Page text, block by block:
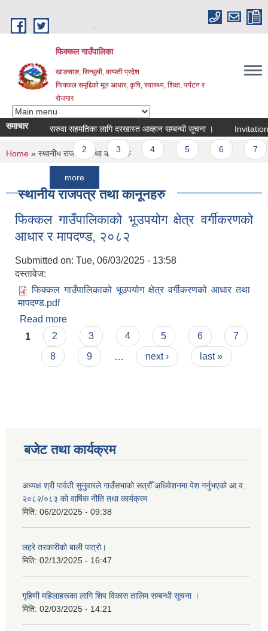
फिक्कल गाउँपालिका
खाङसाङ, सिन्धुली, वाग्मती प्रदेश
फिक्कल समृद्दिको मूल आधार, कृषि, स्वास्थ्य, शिक्षा, पर्यटन र
रोजगार
समाचारसरुवा सहमतिका लागि दरखास्त आव्हान सम्बन्धी सूचना । Invitation For
Pages
2 3 4
You are here
Home » स्थानीय राजपत्र तथा कानूनहरु
स्थानीय राजपत्र तथा कानूनहरु
फिक्कल गाउँपालिकाको भूउपयोग क्षेत्र वर्गीकरणको
आधार र मापदण्ड, २०८२
Submitted on: Tue, 06/03/2025 - 13:58
दस्तावेज:
फिक्कल गाउँपालिकाको भूउपयोग क्षेत्र वर्गीकरणको आधार तथा
मापदण्ड.pdf
Read more
आधार र मापदण्ड, २०८२
Pages
1 2 3 4 5 6
7
8
9 next › last »
बजेट तथा कार्यक्रम
अध्यक्ष श्री पार्वती सुनुवारले गाउँसभाको सत्रौँ अधिवेशनमा पेश गर्नुभएको आ.व.
२०८२/०८३ को वार्षिक नीति तथा कार्यक्रम
मिति: 06/20/2025 - 09:38
लहरे तरकारीको बाली पात्रो।
मिति: 02/13/2025 - 16:47
गृहिणी महिलाहरूका लागि शिप विकास तालिम सम्बन्धी सूचना ‌।
मिति: 02/03/2025 - 14:21